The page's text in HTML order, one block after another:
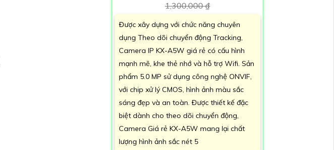
1,300,000 ₫
Được xây dựng với chức năng chuyên
dụng Theo dõi chuyển động Tracking,
Camera IP KX-A5W giá rẻ có cấu hình
mạnh mẽ, khe thẻ nhớ và hỗ trợ Wifi. Sản
phẩm 5.0 MP sử dụng công nghệ ONVIF,
với chip xử lý CMOS, hình ảnh màu sắc
sáng đẹp và an toàn. Được thiết kế đặc
biệt dành cho theo dõi chuyển động,
Camera Giá rẻ KX-A5W mang lại chất
lượng hình ảnh sắc nét 5